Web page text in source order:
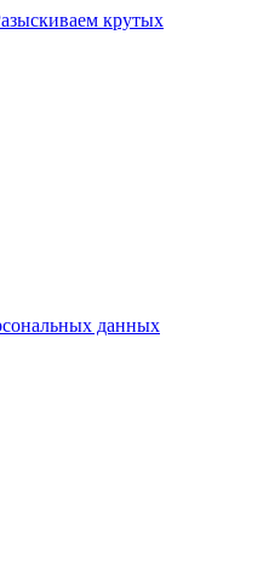
крутых
данных